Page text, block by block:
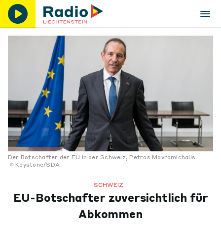
Der Botschafter der EU in der Schweiz, Petros Mavromichalis.
Keystone/SDA
SCHWEIZ
EU-Botschafter zuversichtlich für
Abkommen